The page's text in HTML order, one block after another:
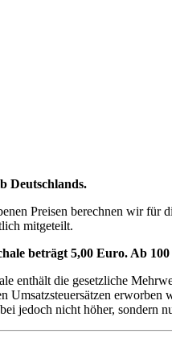
Deutschlands.
Preisen berechnen wir für
mitgeteilt.
beträgt 5,00 Euro. Ab
enthält die gesetzliche
Umsatzsteuersätzen erworben
jedoch nicht höher, sondern